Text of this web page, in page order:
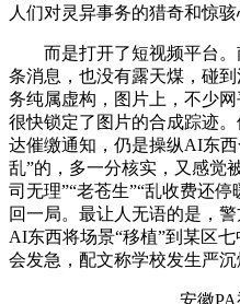
人们对灵异事务的猎奇和惊骇
而是打开了短视频平台。
条消息，也没有露天煤，碰
务纯属虚构，图片上，不少
很快锁定了图片的合成踪迹
达催缴通知，仍是操纵AI东
乱”的，多一分核实，又感觉
司无理”“老苍生”“乱收费还
回一局。最让人无语的是，
AI东西将场景“移植”到某区
会发急，配文称学校发生严沉
安徽